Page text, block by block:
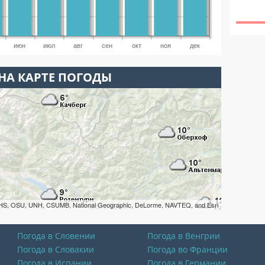
июн июл авг сен окт ноя дек
КАРТЕ ПОГОДЫ
OSU, UNH, CSUMB, National Geographic, DeLorme, NAVTEQ, and Esri
Погода в Словении
Погода в Венгрии
Погода в Словакии
Погода во Франции